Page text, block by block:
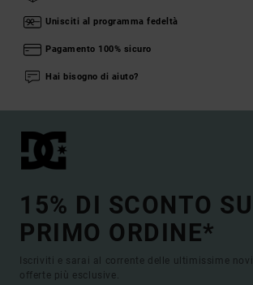
Unisciti al programma fedeltà
Pagamento 100% sicuro
Hai bisogno di aiuto?
15% DI SCONTO
PRIMO ORDINE*
Iscriviti e sarai al corrente delle ultimissime
offerte più esclusive.